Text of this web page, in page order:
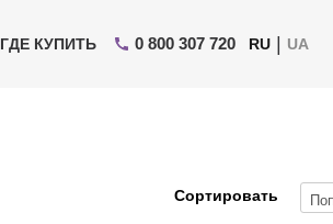
ГДЕ КУПИТЬ 0 800 307 720 RU | UA
Сортировать